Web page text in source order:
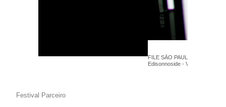
FILE SÃO PAULO 2013 -
Edisonnoside - VANISH - Mídia
Festival Parceiro